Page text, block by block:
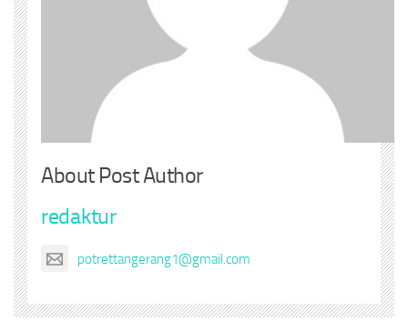
About Post Author
redaktur
potrettangerang1@gmail.com